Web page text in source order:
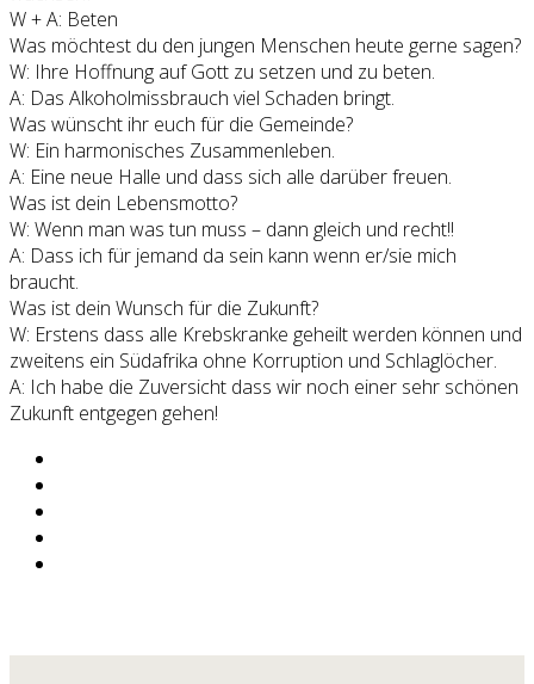
W + A: Beten
Was möchtest du den jungen Menschen heute gerne sagen?
W: Ihre Hoffnung auf Gott zu setzen und zu beten.
A: Das Alkoholmissbrauch viel Schaden bringt.
Was wünscht ihr euch für die Gemeinde?
W: Ein harmonisches Zusammenleben.
A: Eine neue Halle und dass sich alle darüber freuen.
Was ist dein Lebensmotto?
W: Wenn man was tun muss – dann gleich und recht!!
A: Dass ich für jemand da sein kann wenn er/sie mich
braucht.
Was ist dein Wunsch für die Zukunft?
W: Erstens dass alle Krebskranke geheilt werden können und
zweitens ein Südafrika ohne Korruption und Schlaglöcher.
A: Ich habe die Zuversicht dass wir noch einer sehr schönen
Zukunft entgegen gehen!